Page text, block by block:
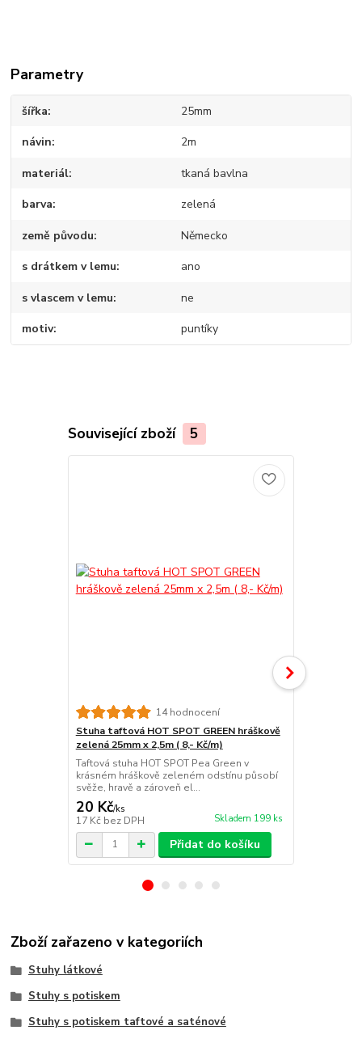
Parametry
šířka 25mm
návin 2m
materiál tkaná bavlna
barva zelená
země původu Německo
s drátkem v lemu ano
s vlascem v lemu ne
motiv puntíky
Související zboží 5
14 hodnocení
Stuha taftová HOT SPOT GREEN hráškově
zelená 25mm x 2,5m ( 8,- Kč/m)
Taftová stuha HOT SPOT Pea Green v
krásném hráškově zeleném odstínu působí
svěže, hravě a zároveň el...
20 Kč/ks
17 Kč bez DPH Skladem 199 ks
Přidat do košíku
Zboží zařazeno v kategoriích
Stuhy látkové
Stuhy s potiskem
Stuhy s potiskem taftové a saténové